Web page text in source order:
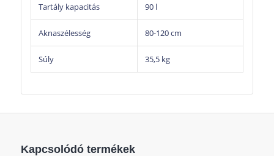
Tartály kapacitás 90 l
Aknaszélesség 80-120 cm
Súly 35,5 kg
Kapcsolódó termékek